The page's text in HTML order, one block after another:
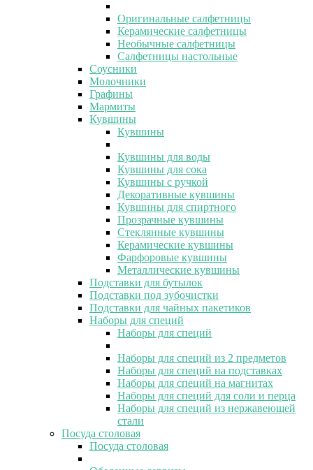
Оригинальные салфетницы
Керамические салфетницы
Необычные салфетницы
Салфетницы настольные
Соусники
Молочники
Графины
Мармиты
Кувшины
Кувшины
Кувшины для воды
Кувшины для сока
Кувшины с ручкой
Декоративные кувшины
Кувшины для спиртного
Прозрачные кувшины
Стеклянные кувшины
Керамические кувшины
Фарфоровые кувшины
Металлические кувшины
Подставки для бутылок
Подставки под зубочистки
Подставки для чайных пакетиков
Наборы для специй
Наборы для специй
Наборы для специй из 2 предметов
Наборы для специй на подставках
Наборы для специй на магнитах
Наборы для специй для соли и перца
Наборы для специй из нержавеющей
стали
Посуда столовая
Посуда столовая